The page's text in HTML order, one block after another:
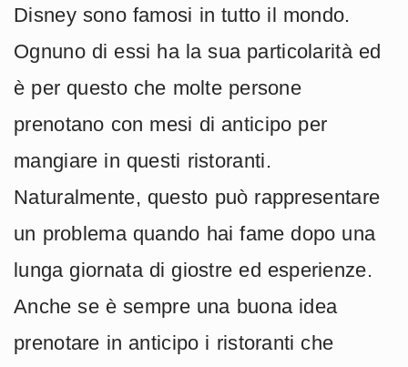
Disney sono famosi in tutto il mondo.
Ognuno di essi ha la sua particolarità ed
è per questo che molte persone
prenotano con mesi di anticipo per
mangiare in questi ristoranti.
Naturalmente, questo può rappresentare
un problema quando hai fame dopo una
lunga giornata di giostre ed esperienze.
Anche se è sempre una buona idea
prenotare in anticipo i ristoranti che